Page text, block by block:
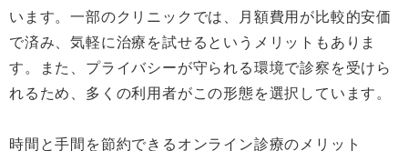
います。一部のクリニックでは、月額費用が比較的安価
で済み、気軽に治療を試せるというメリットもありま
す。また、プライバシーが守られる環境で診察を受けら
れるため、多くの利用者がこの形態を選択しています。
時間と手間を節約できるオンライン診療のメリット